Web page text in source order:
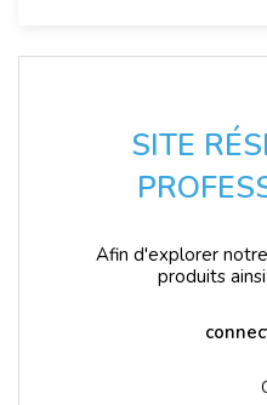
SITE
Afin d'explorer
produits